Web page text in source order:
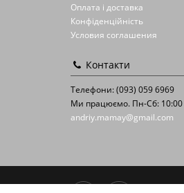
Оплата і доставка
Конфіденційність
Условия соглашения
Контакти
Телефони: (093) 059 6969
Ми працюємо. Пн-Сб: 10:00
andriy.mamay@gmail.com